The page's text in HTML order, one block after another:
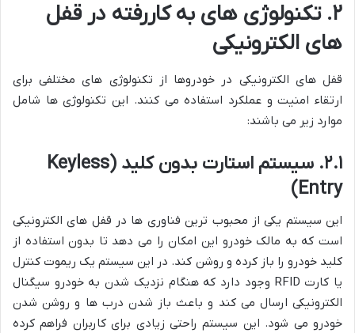
۲. تکنولوژی های به کاررفته در قفل
های الکترونیکی
قفل های الکترونیکی در خودروها از تکنولوژی های مختلفی برای
ارتقاء امنیت و عملکرد استفاده می کنند. این تکنولوژی ها شامل
موارد زیر می باشند:
۲.۱. سیستم استارت بدون کلید (Keyless
Entry)
این سیستم یکی از محبوب ترین فناوری ها در قفل های الکترونیکی
است که به مالک خودرو این امکان را می دهد تا بدون استفاده از
کلید خودرو را باز کرده و روشن کند. در این سیستم یک ریموت کنترل
یا کارت RFID وجود دارد که هنگام نزدیک شدن به خودرو سیگنال
الکترونیکی ارسال می کند و باعث باز شدن درب ها و روشن شدن
خودرو می شود. این سیستم راحتی زیادی برای کاربران فراهم کرده